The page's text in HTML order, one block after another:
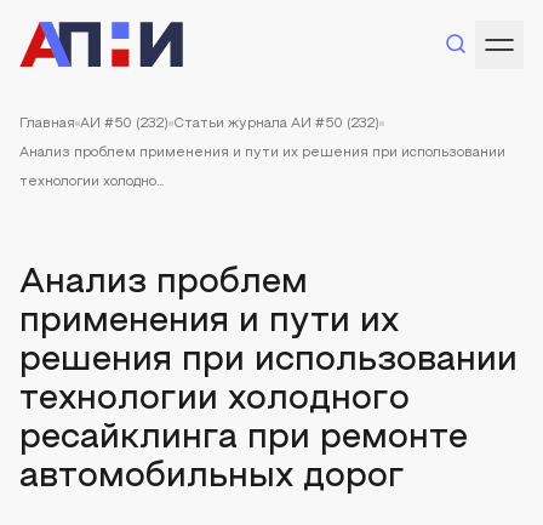
Главная АИ #50 (232) Статьи журнала АИ #50 (232)
Анализ проблем применения и пути их решения при использовании
технологии холодно...
Анализ проблем
применения и пути их
решения при использовании
технологии холодного
ресайклинга при ремонте
автомобильных дорог